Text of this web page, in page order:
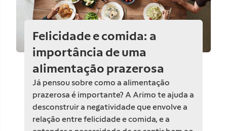
Felicidade e comida: a
importância de uma
alimentação prazerosa
Já pensou sobre como a alimentação
prazerosa é importante? A Arimo te ajuda a
desconstruir a negatividade que envolve a
relação entre felicidade e comida, e a